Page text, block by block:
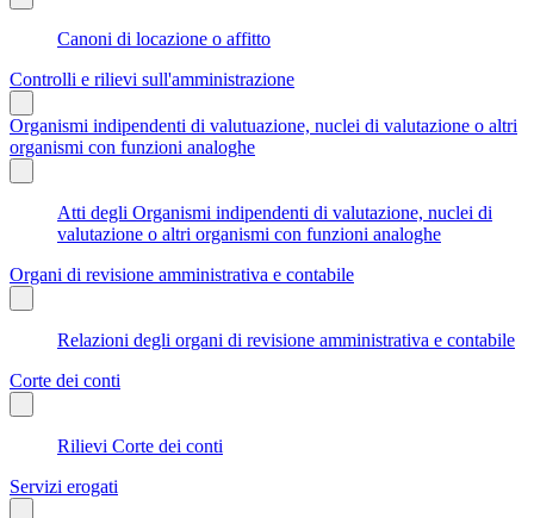
Canoni di locazione o affitto
Controlli e rilievi sull'amministrazione
Organismi indipendenti di valutuazione, nuclei di valutazione o altri
organismi con funzioni analoghe
Atti degli Organismi indipendenti di valutazione, nuclei di
valutazione o altri organismi con funzioni analoghe
Organi di revisione amministrativa e contabile
Relazioni degli organi di revisione amministrativa e contabile
Corte dei conti
Rilievi Corte dei conti
Servizi erogati